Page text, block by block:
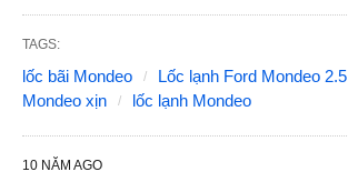
TAGS:
lốc bãi Mondeo Lốc lạnh Ford Mondeo 2.5
Mondeo xịn
lốc lạnh Mondeo
10 NĂM AGO